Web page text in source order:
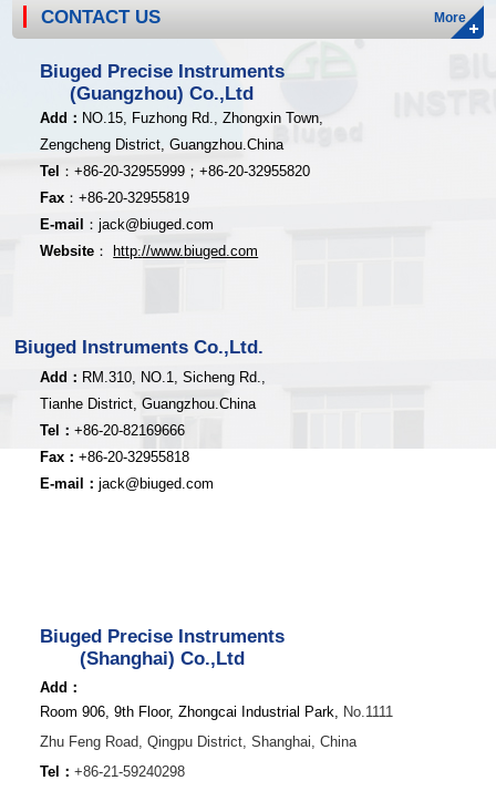
CONTACT US More
Biuged Precise Instruments
(Guangzhou) Co.,Ltd
Add ： NO.15, Fuzhong Rd., Zhongxin Town,
Zengcheng District,Guangzhou.China
Tel ：+86-20-32955999；+86-20-32955820
Fax ：+86-20-32955819
E-mail ：jack@biuged.com
Website ： http://www.biuged.com
Biuged Instruments Co.,Ltd.
Add： RM.310, NO.1, Sicheng Rd.,
Tianhe District, Guangzhou.China
Tel：+86-20-82169666
Fax：+86-20-32955818
E-mail：jack@biuged.com
Biuged Precise Instruments
(Shanghai) Co.,Ltd
Add：
Room 906, 9th Floor, Zhongcai Industrial Park, No.1111
Zhu Feng Road,Qingpu District,Shanghai, China
Tel：+86-21-59240298